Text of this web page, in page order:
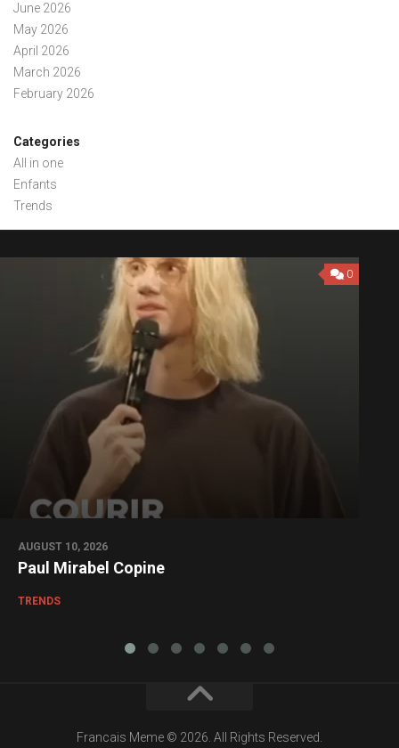
June 2026
May 2026
April 2026
March 2026
February 2026
Categories
All in one
Enfants
Trends
0
AUGUST 10, 2026
Paul Mirabel Copine
TRENDS
Francais Meme © 2026. All Rights Reserved.